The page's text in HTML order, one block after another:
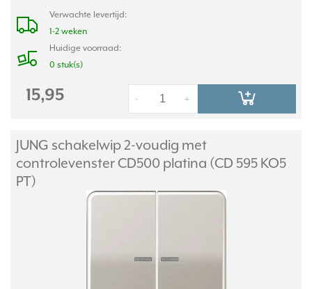
Verwachte levertijd:
1-2 weken
Huidige voorraad:
0 stuk(s)
15,95 +
-
JUNG schakelwip 2-voudig met
controlevenster CD500 platina (CD 595 KO5
PT)